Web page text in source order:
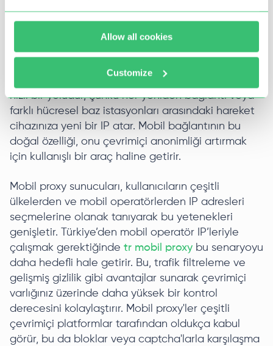
Allow all cookies
Customize
erişilebilir hale getirir.
Mobil ağ
Mobil ağları kullanmak IP adresinizi değiştirmenin
hızlı bir yoludur, çünkü her yeniden bağlantı veya
farklı hücresel baz istasyonları arasındaki hareket
cihazınıza yeni bir IP atar. Mobil bağlantının bu
doğal özelliği, onu çevrimiçi anonimliği artırmak
için kullanışlı bir araç haline getirir.
Mobil proxy sunucuları, kullanıcıların çeşitli
ülkelerden ve mobil operatörlerden IP adresleri
seçmelerine olanak tanıyarak bu yetenekleri
genişletir. Türkiye’den mobil operatör IP’leriyle
çalışmak gerektiğinde tr mobil proxy bu senaryoyu
daha hedefli hale getirir. Bu, trafik filtreleme ve
gelişmiş gizlilik gibi avantajlar sunarak çevrimiçi
varlığınız üzerinde daha yüksek bir kontrol
derecesini kolaylaştırır. Mobil proxy'ler çeşitli
çevrimiçi platformlar tarafından oldukça kabul
görür, bu da bloklar veya captcha'larla karşılaşma